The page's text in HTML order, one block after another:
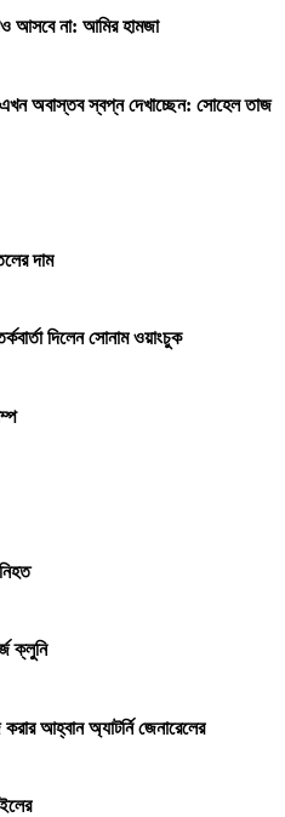
আসবে না: আমির হামজা
এখন অবাস্তব স্বপ্ন দেখাচ্ছেন: সোহেল তাজ
দাম
দিলেন সোনাম ওয়াংচুক
ক্লুনি
আহ্বান অ্যাটর্নি জেনারেলের